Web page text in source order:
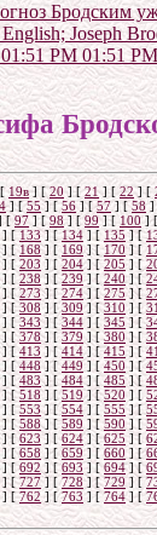
Бродским
Joseph
PM 01:51 PM
[19в] [20 ] [21] [ 22] [
] [55] [56 ] [57] [ 58]
[97 ] [98 ] [ 99] [ 100] [
] [ 133] [134 ] [ 135 ] [
] [168] [ 169] [170] [
] [ 203 ] [204] [ 205] [
] [ 238 ] [239 ] [ 240] [
] [273] [ 274] [275 ] [
] [308 ] [309] [310 ] [
] [ 343] [344 ] [ 345] [
] [378] [ 379 ] [380 ] [
] [ 413 ] [414] [415] [
] [448 ] [449 ] [ 450] [
] [483] [ 484 ] [485] [
] [518] [519] [520 ] [
] [553] [554 ] [ 555] [
] [ 588] [589 ] [ 590 ] [
] [623 ] [624] [625 ] [
] [658 ] [ 659] [ 660 ] [
] [ 692 ] [693] [694] [
] [727] [728] [729 ] [
] [762 ] [763 ] [764] [